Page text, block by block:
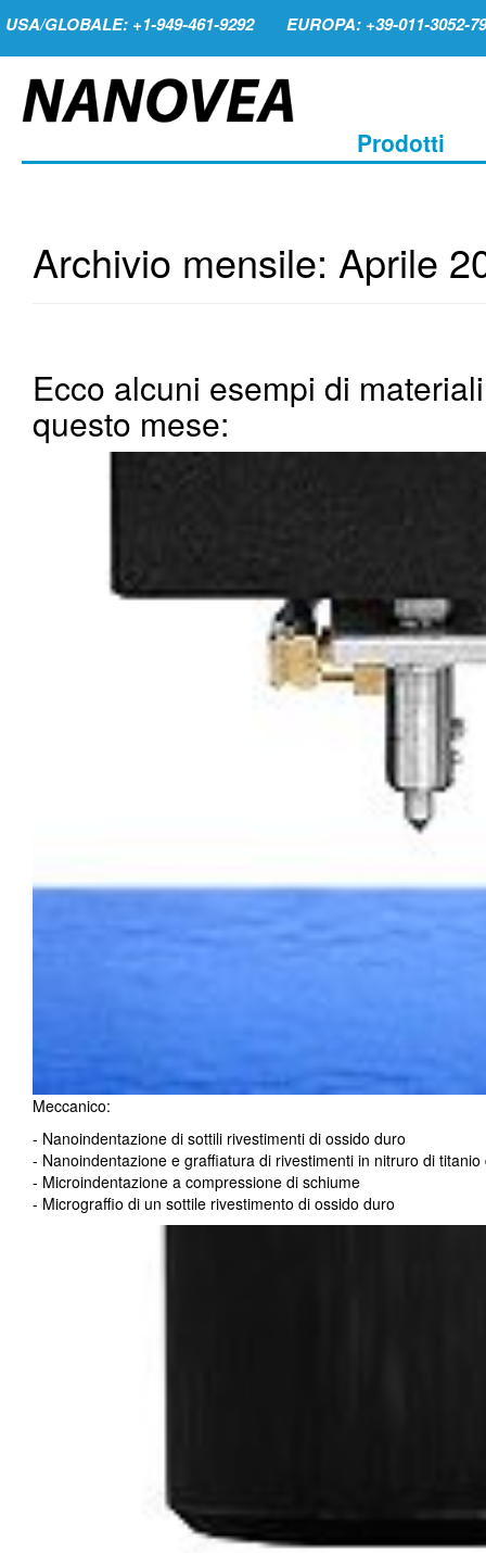
USA/GLOBALE: +1-949-461-9292 EUROPA: +39-011-3052-
Prodotti
Archivio mensile: Aprile
Ecco alcuni esempi di
questo mese:
Meccanico:
- Nanoindentazione di sottili rivestimenti di ossido duro
- Nanoindentazione e graffiatura di rivestimenti in nitruro di titanio
- Microindentazione a compressione di schiume
- Micrograffio di un sottile rivestimento di ossido duro